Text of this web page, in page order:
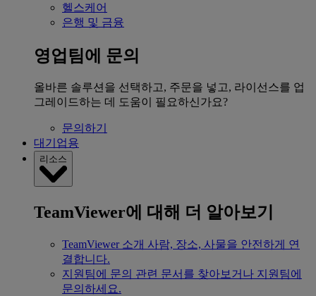
헬스케어
은행 및 금융
영업팀에 문의
올바른 솔루션을 선택하고, 주문을 넣고, 라이선스를 업
그레이드하는 데 도움이 필요하신가요?
문의하기
대기업용
리소스
TeamViewer에 대해 더 알아보기
TeamViewer 소개 사람, 장소, 사물을 안전하게 연
결합니다.
지원팀에 문의 관련 문서를 찾아보거나 지원팀에
문의하세요.